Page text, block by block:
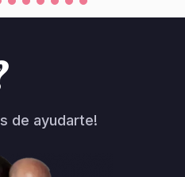
de ayudarte!